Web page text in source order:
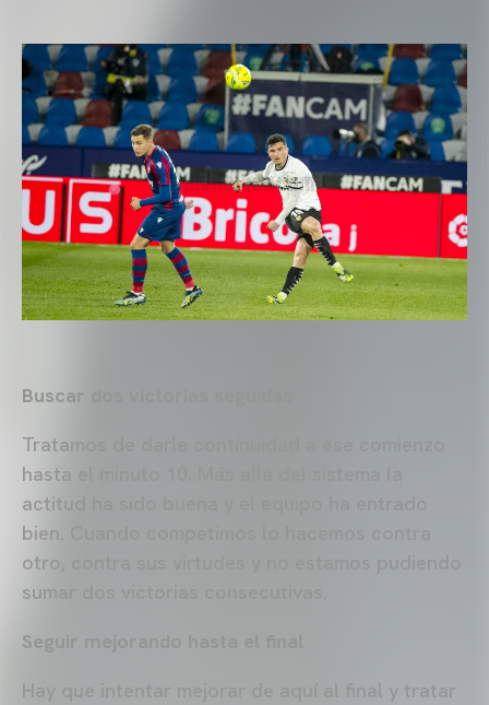
Buscar dos victorias seguidas
Tratamos de darle continuidad a ese comienzo
hasta el minuto 10. Más allá del sistema la
actitud ha sido buena y el equipo ha entrado
bien. Cuando competimos lo hacemos contra
otro, contra sus virtudes y no estamos pudiendo
sumar dos victorias consecutivas.
Seguir mejorando hasta el final
Hay que intentar mejorar de aquí al final y tratar